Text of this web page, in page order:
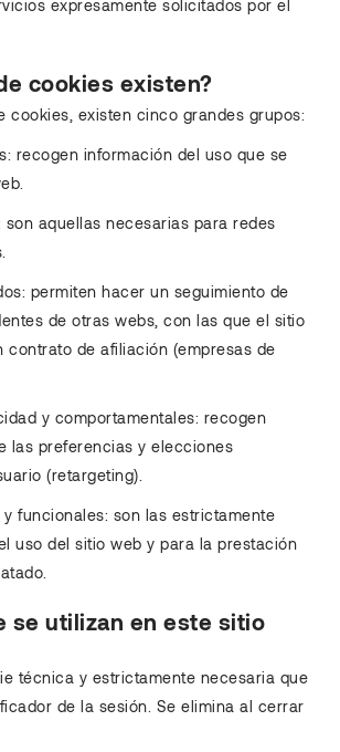
expresamente solicitados por el
cookies existen?
cookies, existen cinco grandes grupos:
recogen información del uso que se
son aquellas necesarias para redes
permiten hacer un seguimiento de
de otras webs, con las que el sitio
contrato de afiliación (empresas de
y comportamentales: recogen
las preferencias y elecciones
(retargeting).
funcionales: son las estrictamente
uso del sitio web y para la prestación
se utilizan en este sitio
técnica y estrictamente necesaria que
de la sesión. Se elimina al cerrar